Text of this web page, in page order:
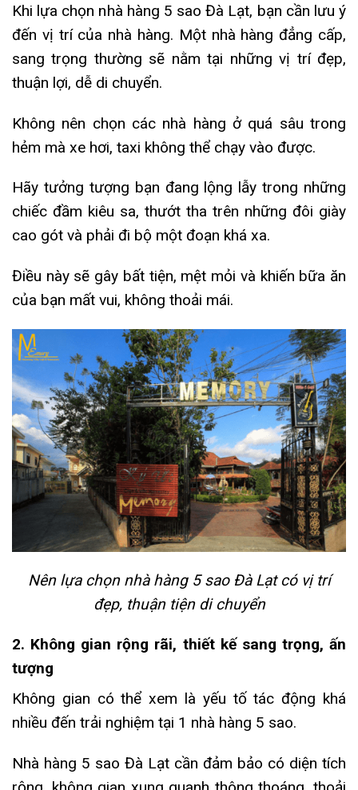
Khi lựa chọn nhà hàng 5 sao Đà Lạt, bạn cần lưu ý
đến vị trí của nhà hàng. Một nhà hàng đẳng cấp,
sang trọng thường sẽ nằm tại những vị trí đẹp,
thuận lợi, dễ di chuyển.
Không nên chọn các nhà hàng ở quá sâu trong
hẻm mà xe hơi, taxi không thể chạy vào được.
Hãy tưởng tượng bạn đang lộng lẫy trong những
chiếc đầm kiêu sa, thướt tha trên những đôi giày
cao gót và phải đi bộ một đoạn khá xa.
Điều này sẽ gây bất tiện, mệt mỏi và khiến bữa ăn
của bạn mất vui, không thoải mái.
Nên lựa chọn nhà hàng 5 sao Đà Lạt có vị trí
đẹp, thuận tiện di chuyển
2. Không gian rộng rãi, thiết kế sang trọng, ấn
tượng
Không gian có thể xem là yếu tố tác động khá
nhiều đến trải nghiệm tại 1 nhà hàng 5 sao.
Nhà hàng 5 sao Đà Lạt cần đảm bảo có diện tích